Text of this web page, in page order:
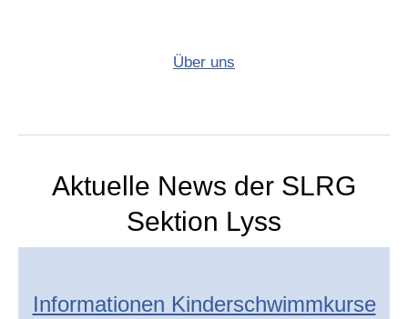
Über uns
Aktuelle News der SLRG
Sektion Lyss
Informationen Kinderschwimmkurse